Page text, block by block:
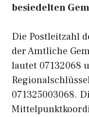
besiedelten
Die Postleitzahl
der Amtliche
lautet 07132068
071325003068.